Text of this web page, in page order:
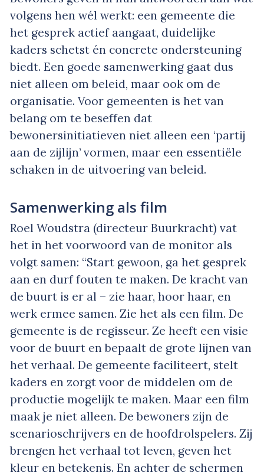
volgens hen wél werkt: een gemeente die
het gesprek actief aangaat, duidelijke
kaders schetst én concrete ondersteuning
biedt. Een goede samenwerking gaat dus
niet alleen om beleid, maar ook om de
organisatie. Voor gemeenten is het van
belang om te beseffen dat
bewonersinitiatieven niet alleen een ‘partij
aan de zijlijn’ vormen, maar een essentiële
schaken in de uitvoering van beleid.
Samenwerking als film
Roel Woudstra (directeur Buurkracht) vat
het in het voorwoord van de monitor als
volgt samen: “Start gewoon, ga het gesprek
aan en durf fouten te maken. De kracht van
de buurt is er al – zie haar, hoor haar, en
werk ermee samen. Zie het als een film. De
gemeente is de regisseur. Ze heeft een visie
voor de buurt en bepaalt de grote lijnen van
het verhaal. De gemeente faciliteert, stelt
kaders en zorgt voor de middelen om de
productie mogelijk te maken. Maar een film
maak je niet alleen. De bewoners zijn de
scenarioschrijvers en de hoofdrolspelers. Zij
brengen het verhaal tot leven, geven het
kleur en betekenis. En achter de schermen